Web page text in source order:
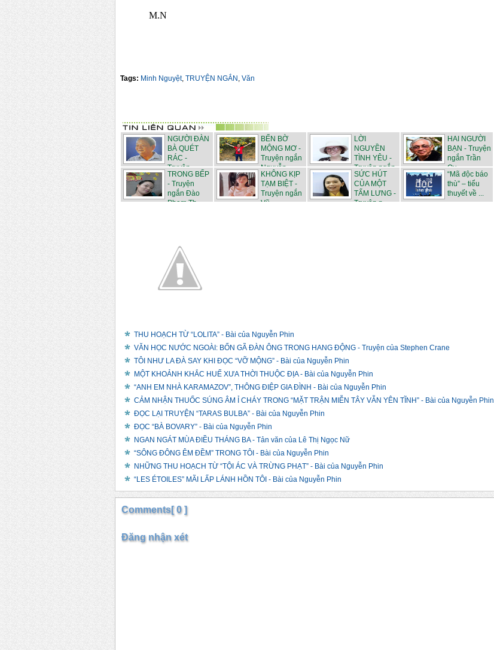
M.N
Tags: Minh Nguyệt, TRUYỆN NGẮN , Văn
NGƯỜI ĐÀN
BÀ QUÉT
RÁC -
Truyện
ngắn...
BẾN BỜ
MỘNG MƠ -
Truyện ngắn
Nguyễn...
LỜI
NGUYỀN
TÌNH YÊU -
Truyện ngắn
HAI NGƯỜI
BẠN - Truyện
ngắn Trần
Qu...
TRONG BẾP
- Truyện
ngắn Đào
Phạm Th...
KHÔNG KỊP
TẠM BIỆT -
Truyện ngắn
Vũ...
SỨC HÚT
CỦA MỘT
TẤM LƯNG -
Truyện n...
“Mã độc báo
thù” – tiểu
thuyết về ...
THU HOẠCH TỪ “LOLITA” - Bài của Nguyễn Phin
VĂN HỌC NƯỚC NGOÀI: BỐN GÃ ĐÀN ÔNG TRONG HANG ĐỘNG - Truyện của Stephen Crane
TÔI NHƯ LA ĐÀ SAY KHI ĐỌC “VỠ MỘNG” - Bài của Nguyễn Phin
MỘT KHOẢNH KHẮC HUẾ XƯA THỜI THUỘC ĐỊA - Bài của Nguyễn Phin
“ANH EM NHÀ KARAMAZOV”, THÔNG ĐIỆP GIA ĐÌNH - Bài của Nguyễn Phin
CẢM NHẬN THUỐC SÚNG ÂM Ỉ CHÁY TRONG “MẶT TRẬN MIỄN TÂY VẪN YÊN TĨNH” - Bài của Nguyễn Phin
ĐỌC LẠI TRUYỆN “TARAS BULBA” - Bài của Nguyễn Phin
ĐỌC “BÀ BOVARY” - Bài của Nguyễn Phin
NGAN NGÁT MÙA ĐIỀU THÁNG BA - Tản văn của Lê Thị Ngọc Nữ
“SÔNG ĐÔNG ÊM ĐỀM” TRONG TÔI - Bài của Nguyễn Phin
NHỮNG THU HOẠCH TỪ “TỘI ÁC VÀ TRỪNG PHẠT” - Bài của Nguyễn Phin
“LES ÉTOILES” MÃI LẤP LÁNH HỒN TÔI - Bài của Nguyễn Phin
Comments[ 0 ]
Đăng nhận xét